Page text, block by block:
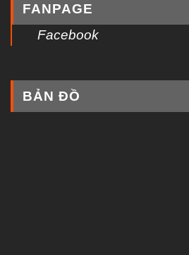
FANPAGE
Facebook
BẢN ĐỒ